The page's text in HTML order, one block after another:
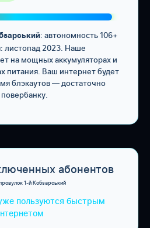
: автономность 106+
листопад 2023. Наше
на мощных аккумуляторах и
питания. Ваш интернет будет
блэкаутов — достаточно
абонентов
1-й Кобзарський
пользуются быстрым